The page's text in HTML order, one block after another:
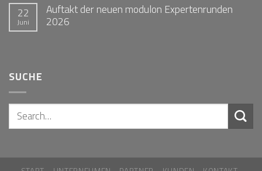
22
Juni
Auftakt der neuen modulon Expertenrunden
2026
SUCHE